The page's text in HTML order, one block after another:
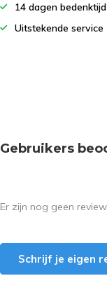
14 dagen bedenktijd
Uitstekende service
Gebruikers
Er zijn nog geen
Schrijf je eigen